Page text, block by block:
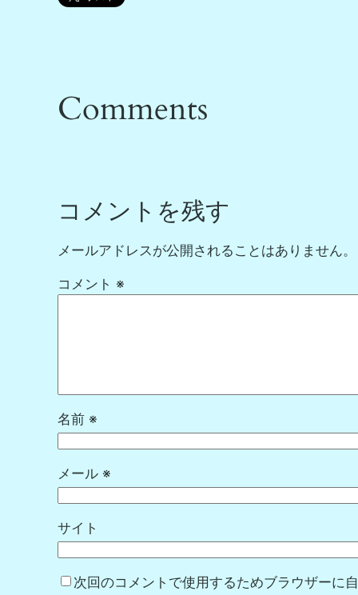
Comments
コメントを残す
メールアドレスが公開されることはありません。
コメント ※
名前 ※
メール ※
サイト
次回のコメントで使用するためブラウザーに